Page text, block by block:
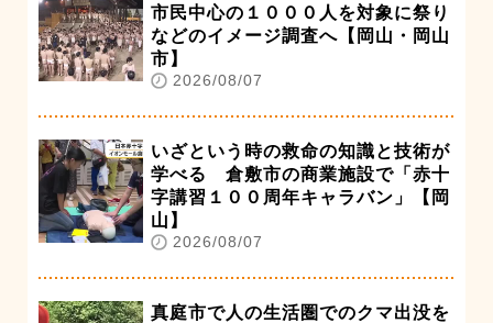
市民中心の１０００人を対象に祭り
などのイメージ調査へ【岡山・岡山
市】
2026/08/07
いざという時の救命の知識と技術が
学べる 倉敷市の商業施設で「赤十
字講習１００周年キャラバン」【岡
山】
2026/08/07
真庭市で人の生活圏でのクマ出没を